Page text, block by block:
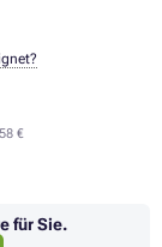
€
für Sie.